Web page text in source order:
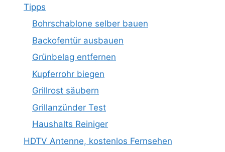
Tipps
Bohrschablone selber bauen
Backofentür ausbauen
Grünbelag entfernen
Kupferrohr biegen
Grillrost säubern
Grillanzünder Test
Haushalts Reiniger
HDTV Antenne, kostenlos Fernsehen